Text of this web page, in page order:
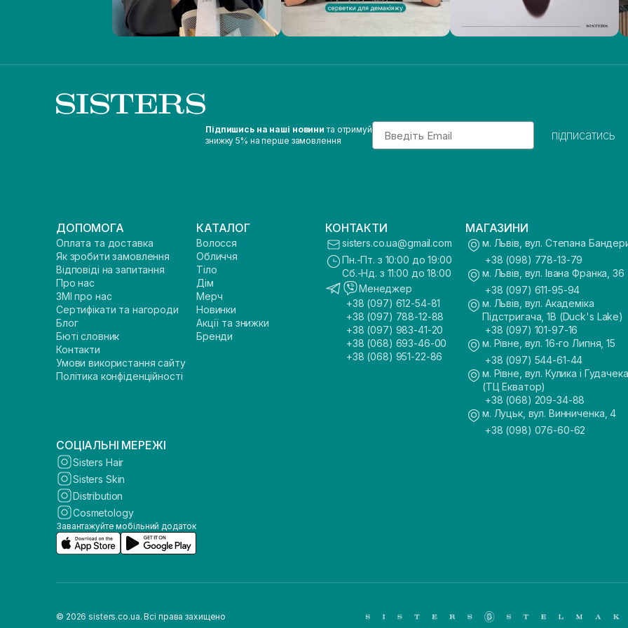
Підпишись на наші новини та отримуй
знижку 5% на перше замовлення
Email
підписатись
ДОПОМОГА
Оплата та доставка
Як зробити замовлення
Відповіді на запитання
Про нас
ЗМІ про нас
Сертифікати та нагороди
Блог
Бюті словник
Контакти
Умови використання сайту
Політика конфіденційності
КАТАЛОГ
Волосся
Обличчя
Тіло
Дім
Мерч
Новинки
Акції та знижки
Бренди
КОНТАКТИ
sisters.co.ua@gmail.com
Пн.-Пт. з 10:00 до 19:00
Сб.-Нд. з 11:00 до 18:00
Менеджер
+38 (097) 612-54-81
+38 (097) 788-12-88
+38 (097) 983-41-20
+38 (068) 693-46-00
+38 (068) 951-22-86
МАГАЗИНИ
м. Львів, вул. Степана
+38 (098) 778-13-79
м. Львів, вул. Івана Франка, 36
+38 (097) 611-95-94
м. Львів, вул. Академіка
Підстригача, 1В (Duck's Lake)
+38 (097) 101-97-16
м. Рівне, вул. 16-го Липня, 15
+38 (097) 544-61-44
м. Рівне, вул. Кулика і
(ТЦ Екватор)
+38 (068) 209-34-88
м. Луцьк, вул. Винниченка, 4
+38 (098) 076-60-62
СОЦІАЛЬНІ МЕРЕЖІ
Sisters Hair
Sisters Skin
Distribution
Cosmetology
Завантажуйте мобільний додаток
© 2026 sisters.co.ua. Всі права захищено